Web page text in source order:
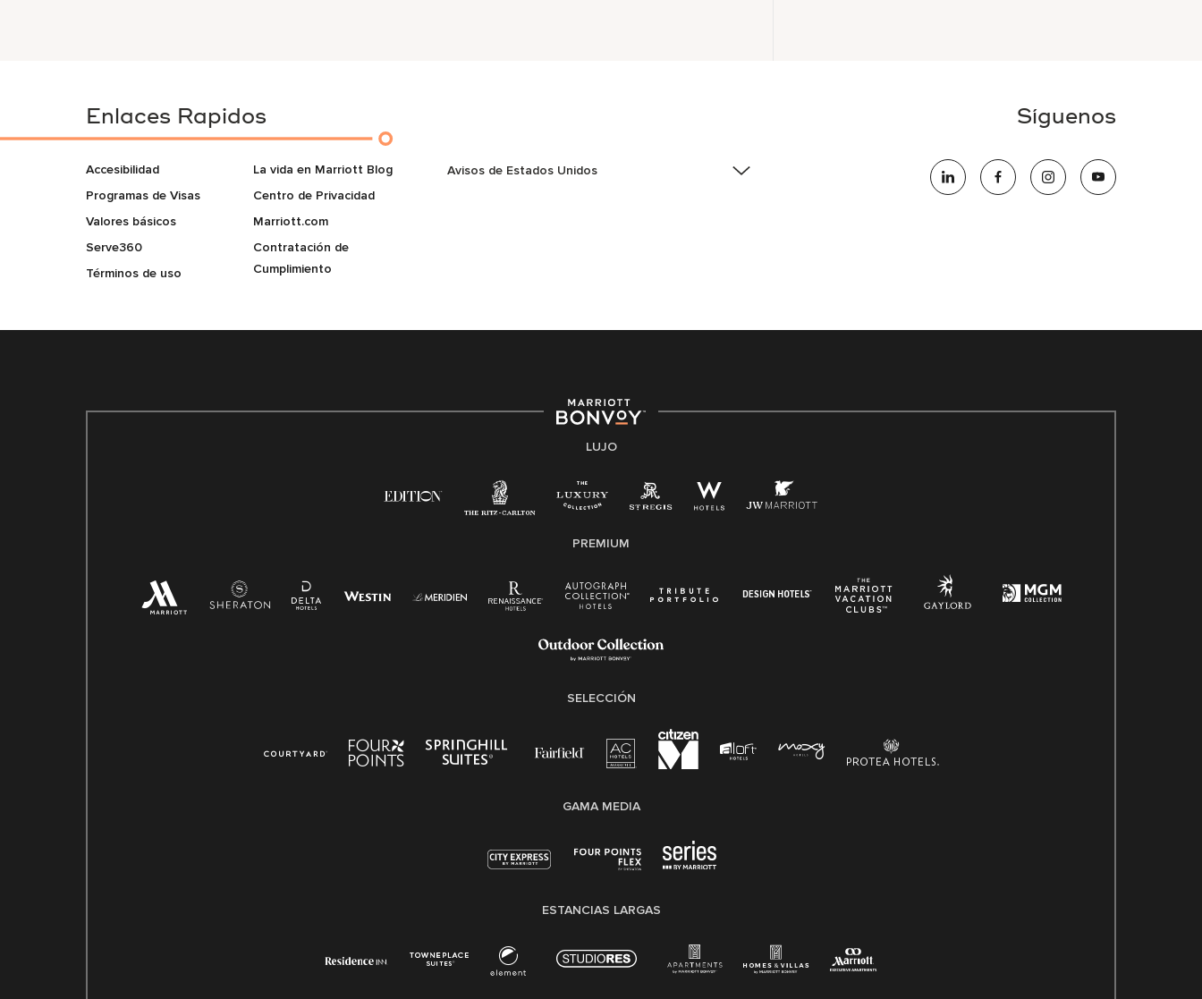
Enlaces Rapidos
Accesibilidad
Programas de Visas
Valores básicos
Serve360
Términos de uso
La vida en Marriott Blog
Centro de Privacidad
Marriott.com
Contratación de
Cumplimiento
Avisos de Estados Unidos
motivos de discapacidad, condición de veterano o
cualquier otra base protegida por leyes federales,
E-Verify Inglés/Español
Derecho a trabajar inglés/español
(EPPA)
Ley de licencia familiar y médica (FMLA)
Síguenos
LUJO
PREMIUM
SELECCIÓN
GAMA MEDIA
ESTANCIAS LARGAS